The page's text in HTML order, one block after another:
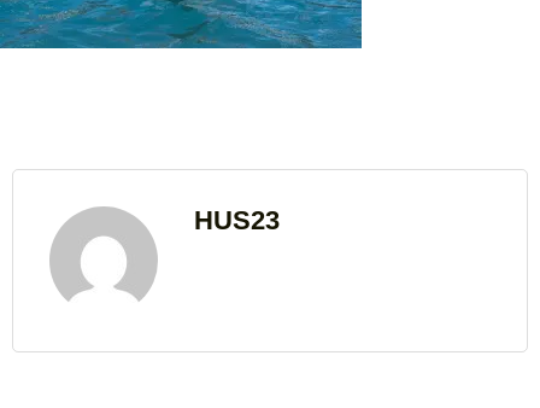
HUS23